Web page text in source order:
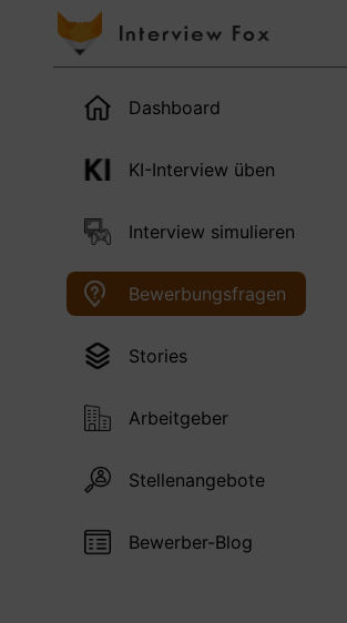
Dashboard
KI-Interview üben
Interview simulieren
Bewerbungsfragen
Stories
Arbeitgeber
Stellenangebote
Bewerber-Blog